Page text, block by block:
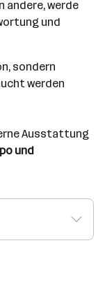
andere, werde
und
sondern
werden
Ausstattung
und